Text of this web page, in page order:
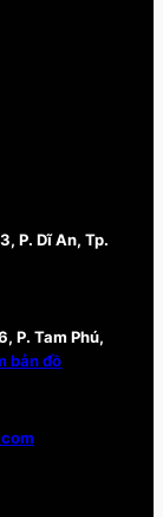
P. Dĩ An, Tp.
P. Tam Phú,
bản đồ